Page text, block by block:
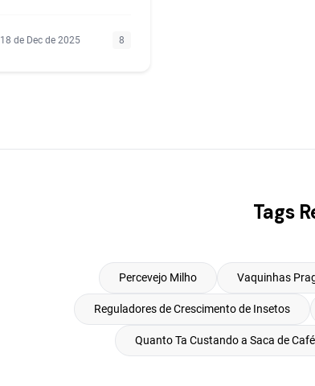
18 de Dec de 2025 8
Tags
Percevejo Milho Vaquinhas
Reguladores de Crescimento de Insetos
Quanto Ta Custando a Saca de Café